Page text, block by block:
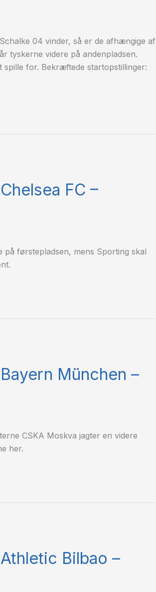
04 vinder, så er de afhængige af
tyskerne videre på andenpladsen.
spille for. Bekræftede startopstillinger:
FC –
på førstepladsen, mens Sporting skal
München –
CSKA Moskva jagter en videre
her.
Bilbao –